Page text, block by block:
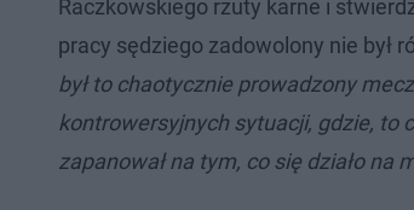
Raczkowskiego rzuty karne i
pracy sędziego zadowolony nie był
był to chaotycznie prowadzony
kontrowersyjnych sytuacji, gdzie, to
zapanował na tym, co się działo na